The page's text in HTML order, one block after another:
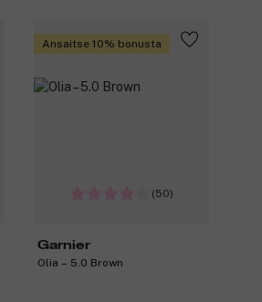
Ansaitse 10% bonusta
(50)
Garnier
Olia – 5.0 Brown